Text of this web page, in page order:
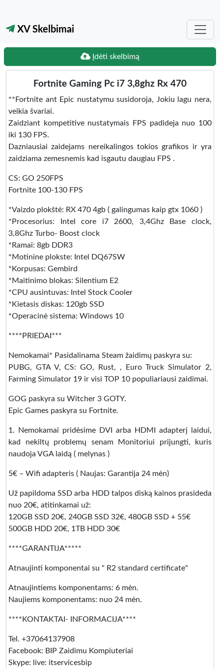
XV Skelbimai
Įdėti skelbimą
Fortnite Gaming Pc i7 3,8ghz Rx 470
**Fortnite ant Epic nustatymu susidoroja, Jokiu lagu nera,
veikia švariai.
Zaidziant kompetitive nustatymais FPS padideja nuo 100
iki 130 FPS.
Dazniausiai zaidejams nereikalingos tokios grafikos ir yra
zaidziama zemesnemis kad isgautu daugiau FPS .
CS: GO 250FPS
Fortnite 100-130 FPS
*Vaizdo plokštė: RX 470 4gb ( galingumas kaip gtx 1060 )
*Procesorius: Intel core i7 2600, 3,4Ghz Base clock,
3,8Ghz Turbo- Boost clock
*Ramai: 8gb DDR3
*Motinine plokste: Intel DQ67SW
*Korpusas: Gembird
*Maitinimo blokas: Silentium E2
*CPU ausintuvas: Intel Stock Cooler
*Kietasis diskas: 120gb SSD
*Operacinė sistema: Windows 10
****PRIEDAI***
Nemokamai* Pasidalinama Steam žaidimų paskyra su:
PUBG, GTA V, CS: GO, Rust, , Euro Truck Simulator 2,
Farming Simulator 19 ir visi TOP 10 populiariausi zaidimai.
GOG paskyra su Witcher 3 GOTY.
Epic Games paskyra su Fortnite.
1. Nemokamai pridėsime DVI arba HDMI adapterį laidui,
kad nekiltų problemų senam Monitoriui prijungti, kuris
naudoja VGA laidą ( melynas )
5€ – Wifi adapteris ( Naujas: Garantija 24 mėn)
Už papildoma SSD arba HDD talpos diską kainos prasideda
nuo 20€, atitinkamai už:
120GB SSD 20€, 240GB SSD 32€, 480GB SSD + 55€
500GB HDD 20€, 1TB HDD 30€
****GARANTIJA*****
Atnaujinti komponentai su " R2 standard certificate"
Atnaujintiems komponentams: 6 mėn.
Naujiems komponentams: nuo 24 mėn.
****KONTAKTAI- INFORMACIJA****
Tel. +37064137908
Facebook: BIP Zaidimu Kompiuteriai
Skype: live: itservicesbip